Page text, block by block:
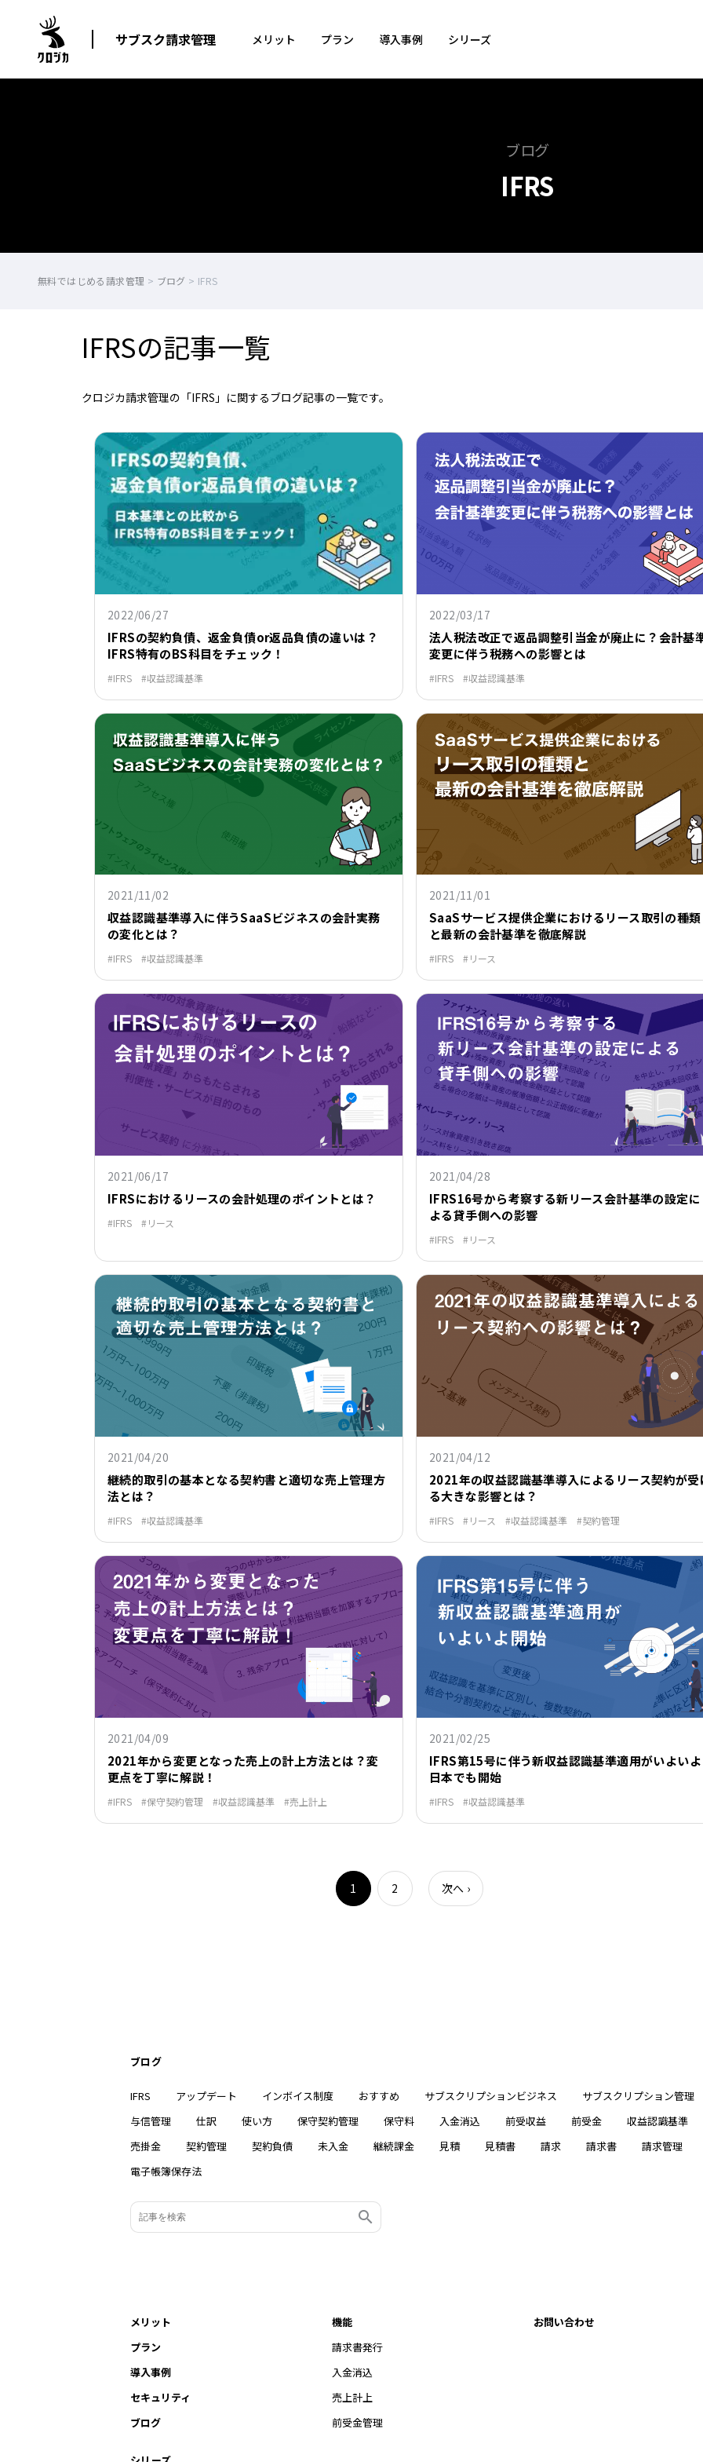
サブスク請求管理 メリット プラン 導入事例 シリーズ
ブログ
IFRS
無料ではじめる請求管理 > ブログ > IFRS
IFRSの記事一覧
クロジカ請求管理の「IFRS」に関するブログ記事の一覧です。
2022/06/27
IFRSの契約負債、返金負債or返品負債の違いは？
IFRS特有のBS科目をチェック！
IFRS 収益認識基準
2022/03/17
法人税法改正で返品調整引当金が廃止に？会計基
変更に伴う税務への影響とは
IFRS 収益認識基準
2021/11/02
収益認識基準導入に伴うSaaSビジネスの会計実務
の変化とは？
IFRS 収益認識基準
2021/11/01
SaaSサービス提供企業におけるリース取引の種類
と最新の会計基準を徹底解説
IFRS リース
2021/06/17
IFRSにおけるリースの会計処理のポイントとは？
IFRS リース
2021/04/28
IFRS16号から考察する新リース会計基準の設定に
よる貸手側への影響
IFRS リース
2021/04/20
継続的取引の基本となる契約書と適切な売上管理方
法とは？
IFRS 収益認識基準
2021/04/12
2021年の収益認識基準導入によるリース契約が受
る大きな影響とは？
IFRS リース 収益認識基準 契約管理
2021/04/09
2021年から変更となった売上の計上方法とは？変
更点を丁寧に解説！
IFRS 保守契約管理 収益認識基準 売上計上
2021/02/25
IFRS第15号に伴う新収益認識基準適用がいよいよ
日本でも開始
IFRS 収益認識基準
1 2 次へ ›
ブログ
IFRS アップデート インボイス制度 おすすめ サブスクリプションビジネス
サブスクリプション管理
与信管理
仕訳 使い方 保守契約管理 保守料 入金消込 前受収益 前受金
収益認識基準
売掛金
契約管理 契約負債 未入金 継続課金 見積 見積書 請求 請求書
請求管理
電子帳簿保存法
メリット
プラン
導入事例
セキュリティ
ブログ
機能
請求書発行
入金消込
売上計上
前受金管理
お問い合わせ